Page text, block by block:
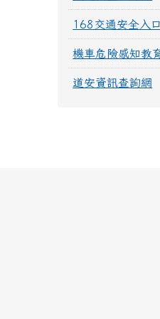
168交通安全入
機車危險感知教
道安資訊查詢網